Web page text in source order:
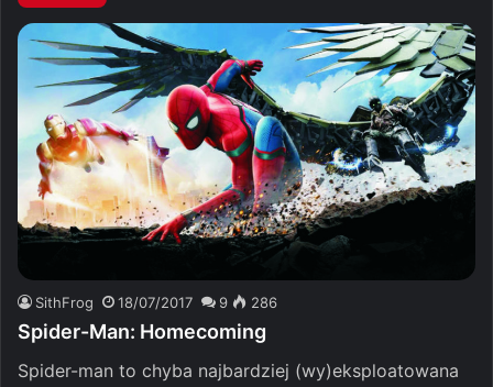
SithFrog 18/07/2017 9 286
Spider-Man: Homecoming
Spider-man to chyba najbardziej (wy)eksploatowana